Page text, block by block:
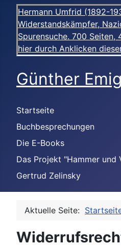
Hermann Umfrid (1892-
Widerstandskämpfer,
Spurensuche. 700 Seiten,
hier durch Anklicken
Günther Emig
Startseite
Buchbesprechungen
Die E-Books
Das Projekt "Hammer und
Gertrud Zelinsky
Aktuelle Seite: